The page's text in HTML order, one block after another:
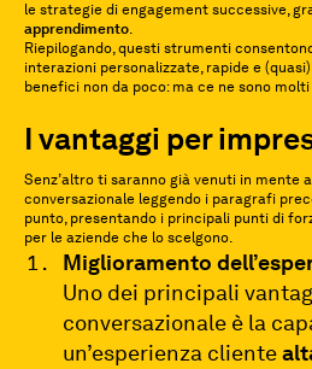
le strategie di engagement successive,
apprendimento.
Riepilogando, questi strumenti
interazioni personalizzate, rapide e
benefici non da poco: ma ce ne sono
I vantaggi per
Senz’altro ti saranno già venuti in mente
conversazionale leggendo i paragrafi
punto, presentando i principali punti di
per le aziende che lo scelgono.
Miglioramento
Uno dei principali
conversazionale è la
un’esperienza cliente